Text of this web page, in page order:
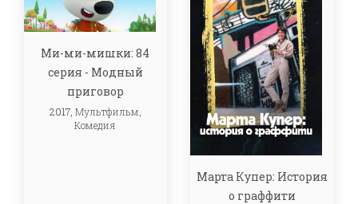
Ми-ми-мишки: 84
серия - Модный
приговор
2017, Мультфильм
Комедия
Марта Купер: История
о граффити